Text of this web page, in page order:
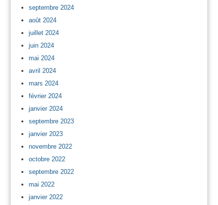
septembre 2024
août 2024
juillet 2024
juin 2024
mai 2024
avril 2024
mars 2024
février 2024
janvier 2024
septembre 2023
janvier 2023
novembre 2022
octobre 2022
septembre 2022
mai 2022
janvier 2022